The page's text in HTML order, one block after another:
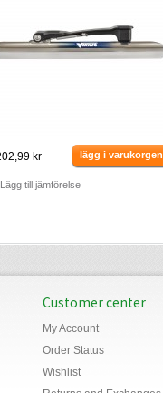
kr lägg i varukorgen
Lägg till jämförelse
Customer center
My Account
Order Status
Wishlist